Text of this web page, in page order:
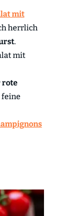
mit
herrlich
.
mit
rote